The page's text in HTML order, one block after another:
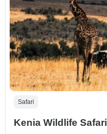
Safari
Kenia Wildlife Safari